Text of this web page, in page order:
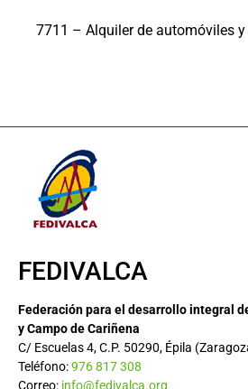
7711 – Alquiler de automóviles
FEDIVALCA
Federación para el desarrollo integral
y Campo de Cariñena
C/ Escuelas 4, C.P. 50290, Épila
Teléfono:976 817 308
Correo: info@fedivalca.org